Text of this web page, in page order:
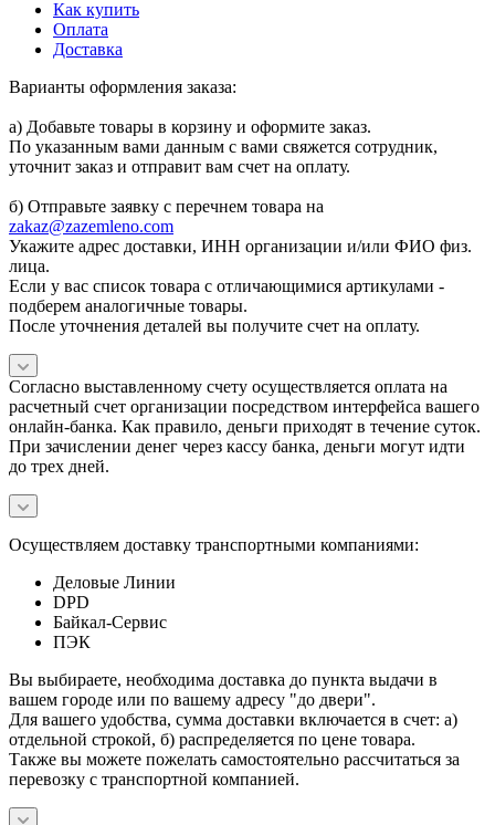
Как купить
Оплата
Доставка
Варианты оформления заказа:
а) Добавьте товары в корзину и оформите заказ.
По указанным вами данным с вами свяжется сотрудник,
уточнит заказ и отправит вам счет на оплату.
б) Отправьте заявку с перечнем товара на
zakaz@zazemleno.com
Укажите адрес доставки, ИНН организации и/или ФИО физ.
лица.
Если у вас список товара с отличающимися артикулами -
подберем аналогичные товары.
После уточнения деталей вы получите счет на оплату.
Согласно выставленному счету осуществляется оплата на
расчетный счет организации посредством интерфейса вашего
онлайн-банка. Как правило, деньги приходят в течение суток.
При зачислении денег через кассу банка, деньги могут идти
до трех дней.
Осуществляем доставку транспортными компаниями:
Деловые Линии
DPD
Байкал-Сервис
ПЭК
Вы выбираете, необходима доставка до пункта выдачи в
вашем городе или по вашему адресу "до двери".
Для вашего удобства, сумма доставки включается в счет: а)
отдельной строкой, б) распределяется по цене товара.
Также вы можете пожелать самостоятельно рассчитаться за
перевозку с транспортной компанией.